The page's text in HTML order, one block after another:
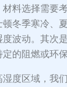
料选择需要
冬季寒冷、
波动。其次
的阻燃或环保
度区域，我